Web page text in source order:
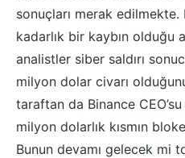
sonuçları merak
kadarlık bir kaybın olduğu
analistler siber saldırı
milyon dolar civarı
taraftan da Binance
milyon dolarlık kısmın
Bunun devamı gelecek mi